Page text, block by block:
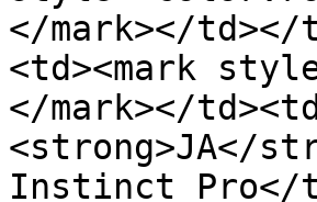
</mark>﻿</
<td>﻿<mark
</mark>﻿</
<strong>JA</
Instinct Pro</